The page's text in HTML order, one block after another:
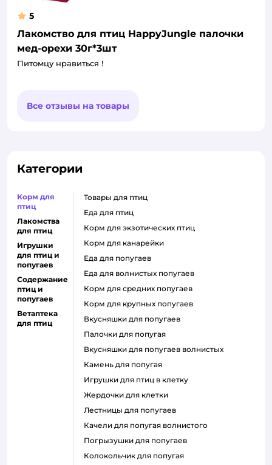
5
Лакомство для птиц HappyJungle палочки
мед-орехи 30г*3шт
Питомцу нравиться !
Все отзывы на товары
Категории
Корм для
птиц
Лакомства
для птиц
Игрушки
для птиц и
попугаев
Содержание
птиц и
попугаев
Ветаптека
для птиц
товары для птиц
еда для птиц
корм для экзотических птиц
корм для канарейки
еда для попугаев
еда для волнистых попугаев
корм для средних попугаев
корм для крупных попугаев
вкусняшки для попугаев
палочки для попугая
вкусняшки для попугаев волнистых
камень для попугая
игрушки для птиц в клетку
жердочки для клетки
лестницы для попугаев
качели для попугая волнистого
погрызушки для попугаев
колокольчик для попугая